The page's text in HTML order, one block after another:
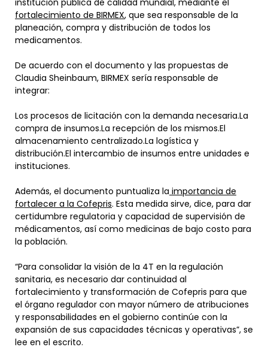
institución pública de calidad mundial, mediante el
fortalecimiento de BIRMEX, que sea responsable de la
planeación, compra y distribución de todos los
medicamentos.
De acuerdo con el documento y las propuestas de
Claudia Sheinbaum, BIRMEX sería responsable de
integrar:
Los procesos de licitación con la demanda necesaria.La
compra de insumos.La recepción de los mismos.El
almacenamiento centralizado.La logística y
distribución.El intercambio de insumos entre unidades e
instituciones.
Además, el documento puntualiza la importancia de
fortalecer a la Cofepris. Esta medida sirve, dice, para dar
certidumbre regulatoria y capacidad de supervisión de
médicamentos, así como medicinas de bajo costo para
la población.
“Para consolidar la visión de la 4T en la regulación
sanitaria, es necesario dar continuidad al
fortalecimiento y transformación de Cofepris para que
el órgano regulador con mayor número de atribuciones
y responsabilidades en el gobierno continúe con la
expansión de sus capacidades técnicas y operativas”, se
lee en el escrito.